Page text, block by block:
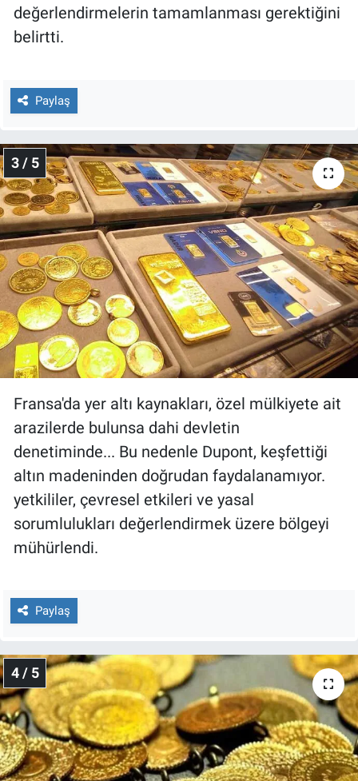
değerlendirmelerin tamamlanması gerektiğini
belirtti.
Paylaş
3 / 5
Fransa'da yer altı kaynakları, özel mülkiyete ait
arazilerde bulunsa dahi devletin
denetiminde... Bu nedenle Dupont, keşfettiği
altın madeninden doğrudan faydalanamıyor.
yetkililer, çevresel etkileri ve yasal
sorumlulukları değerlendirmek üzere bölgeyi
mühürlendi.
Paylaş
4 / 5